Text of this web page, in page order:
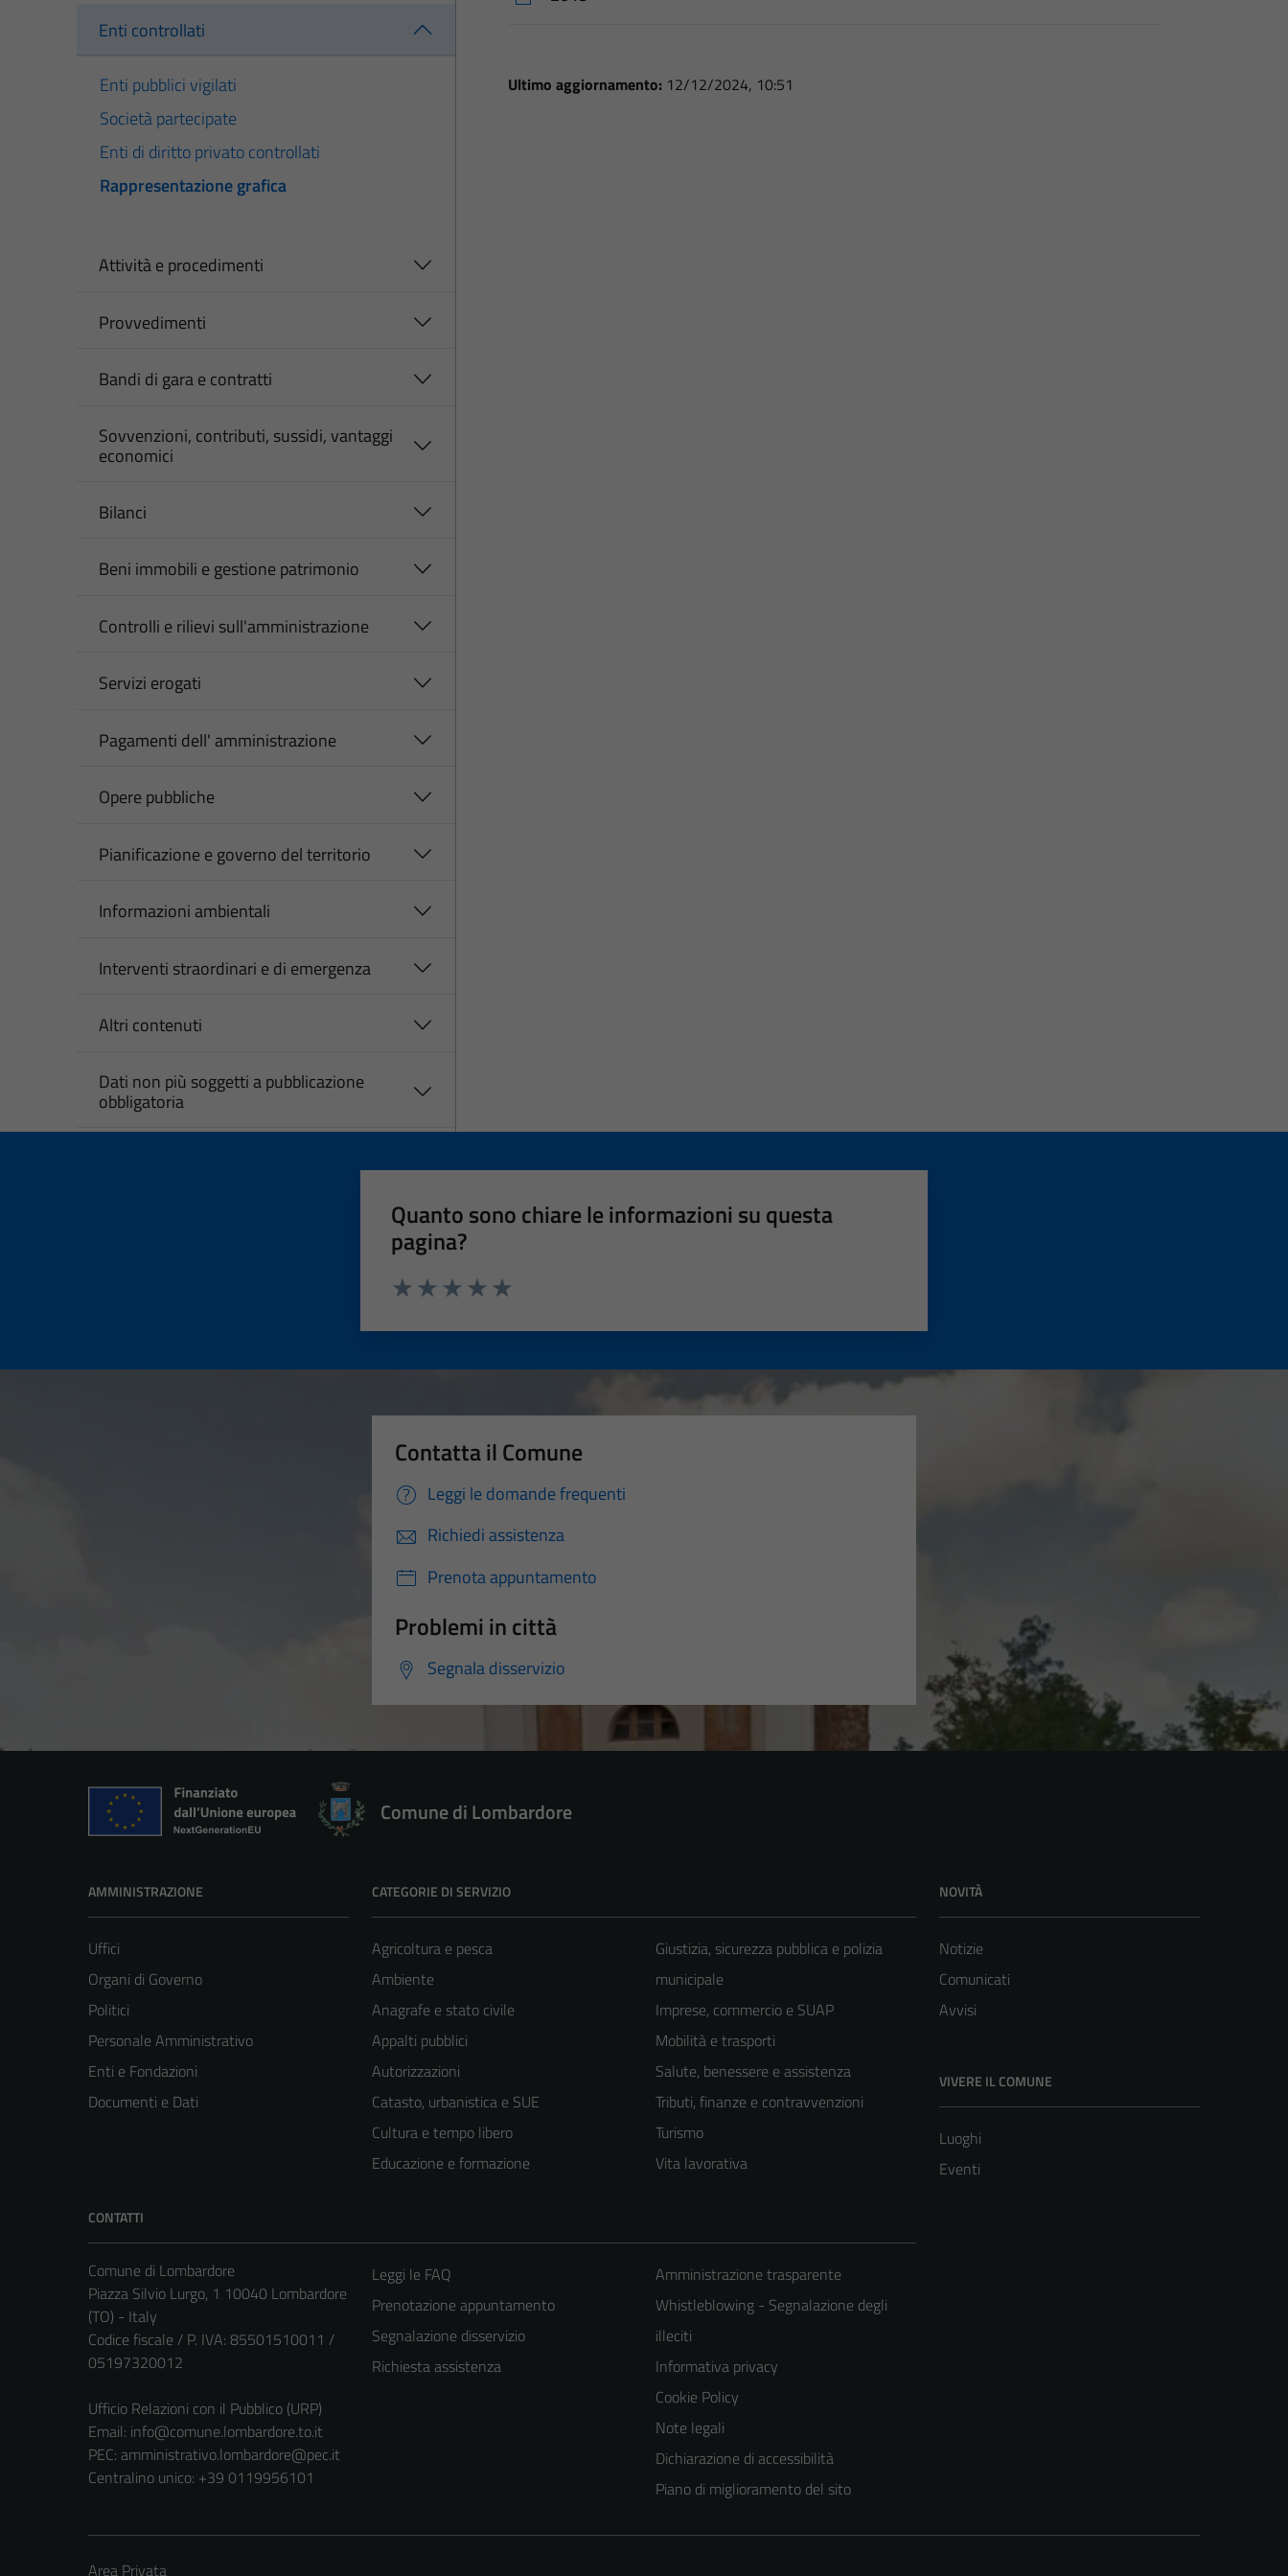
Enti controllati
Enti pubblici vigilati
Società partecipate
Enti di diritto privato controllati
Rappresentazione grafica
Attività e procedimenti
Provvedimenti
Bandi di gara e contratti
Sovvenzioni, contributi, sussidi, vantaggi
economici
Bilanci
Beni immobili e gestione patrimonio
Controlli e rilievi sull'amministrazione
Servizi erogati
Pagamenti dell' amministrazione
Opere pubbliche
Pianificazione e governo del territorio
Informazioni ambientali
Interventi straordinari e di emergenza
Altri contenuti
Dati non più soggetti a pubblicazione
obbligatoria
Ultimo aggiornamento: 12/12/2024, 10:51
Quanto sono chiare le informazioni su questa
pagina?
Contatta il Comune
Leggi le domande frequenti
Richiedi assistenza
Prenota appuntamento
Problemi in città
Segnala disservizio
Comune di Lombardore
AMMINISTRAZIONE
Uffici
Organi di Governo
Politici
Personale Amministrativo
Enti e Fondazioni
Documenti e Dati
CATEGORIE DI SERVIZIO
Agricoltura e pesca
Ambiente
Anagrafe e stato civile
Appalti pubblici
Autorizzazioni
Catasto, urbanistica e SUE
Cultura e tempo libero
Educazione e formazione
Giustizia, sicurezza pubblica e polizia
municipale
Imprese, commercio e SUAP
Mobilità e trasporti
Salute, benessere e assistenza
Tributi, finanze e contravvenzioni
Turismo
Vita lavorativa
NOVITÀ
Notizie
Comunicati
Avvisi
VIVERE IL COMUNE
Luoghi
Eventi
CONTATTI
Comune di Lombardore
Piazza Silvio Lurgo, 1 10040 Lombardore
(TO) - Italy
Codice fiscale / P. IVA: 85501510011 /
05197320012
Ufficio Relazioni con il Pubblico (URP)
Email: info@comune.lombardore.to.it
PEC: amministrativo.lombardore@pec.it
Centralino unico: +39 0119956101
Leggi le FAQ
Prenotazione appuntamento
Segnalazione disservizio
Richiesta assistenza
Amministrazione trasparente
Whistleblowing - Segnalazione degli
illeciti
Informativa privacy
Cookie Policy
Note legali
Dichiarazione di accessibilità
Piano di miglioramento del sito
Area Privata
Tecnici
Questi cookie
funzionamento